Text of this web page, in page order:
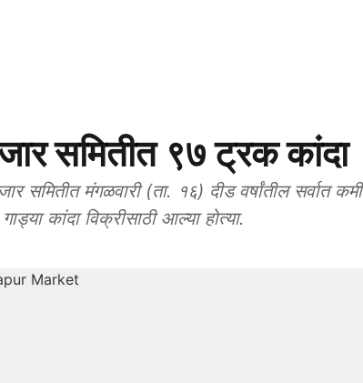
समितीत ९७ ट्रक कांदा
मंगळवारी (ता. १६) दीड वर्षांतील सर्वात कमी
कांदा विक्रीसाठी आल्या होत्या.